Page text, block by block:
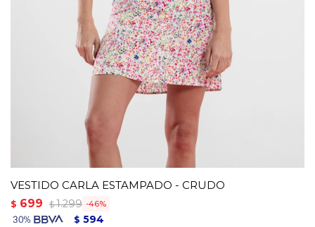
VESTIDO CARLA ESTAMPADO - CRUDO
$ 699 $ 1.299 46
$ 594